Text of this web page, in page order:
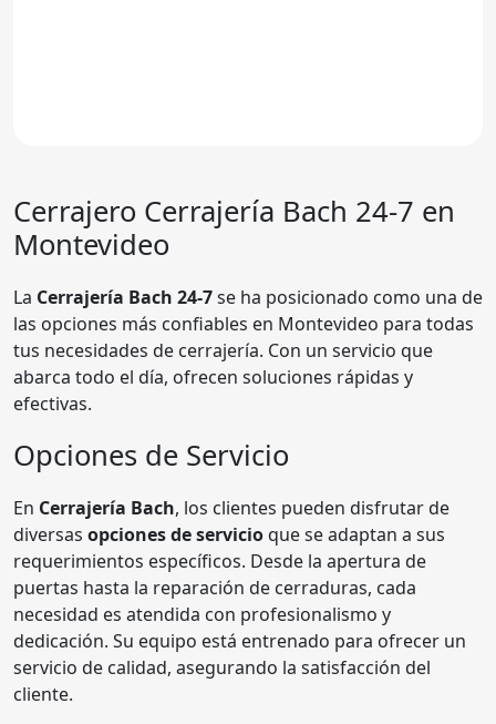
Cerrajero Cerrajería Bach 24-7 en
Montevideo
La Cerrajería Bach 24-7se ha posicionado como una de
las opciones más confiables en Montevideo para todas
tus necesidades de cerrajería. Con un servicio que
abarca todo el día, ofrecen soluciones rápidas y
efectivas.
Opciones de Servicio
En Cerrajería Bach, los clientes pueden disfrutar de
diversas opciones de servicioque se adaptan a sus
requerimientos específicos. Desde la apertura de
puertas hasta la reparación de cerraduras, cada
necesidad es atendida con profesionalismo y
dedicación. Su equipo está entrenado para ofrecer un
servicio de calidad, asegurando la satisfacción del
cliente.